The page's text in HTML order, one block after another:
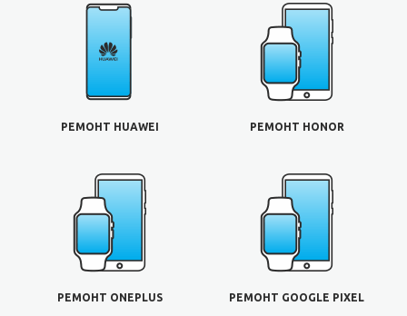
РЕМОНТ HUAWEI РЕМОНТ HONOR
РЕМОНТ ONEPLUS РЕМОНТ GOOGLE PIXEL